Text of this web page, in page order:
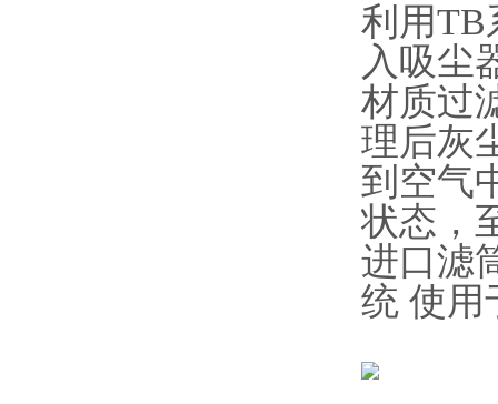
利用TB
入吸尘
材质过
理后灰
到空气
状态，
进口滤
统 使用